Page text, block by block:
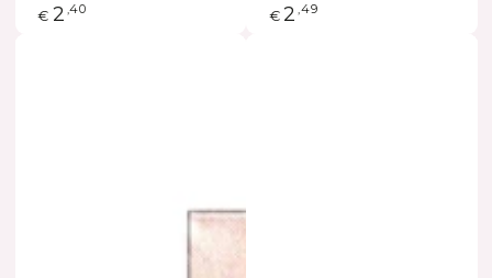
Preço
€ 2 ,40
Preço
€ 2 ,49